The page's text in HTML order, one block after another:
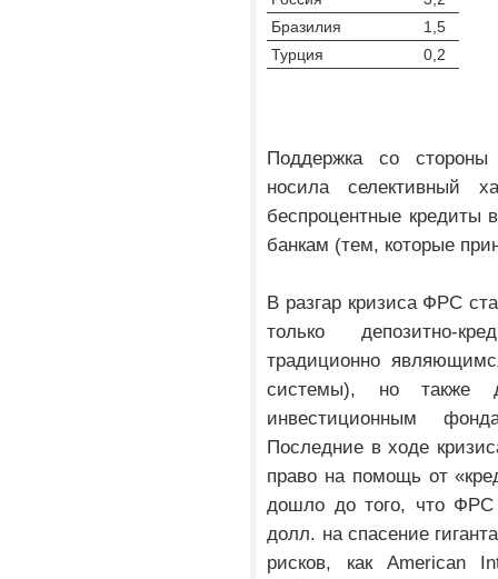
Бразилия
1,5
Турция
0,2
Поддержка со
носила селективный
беспроцентные
банкам (тем, которые
В разгар кризиса ФРС
только депозитно-
традиционно
системы), но также
инвестиционным
Последние в ходе
право на помощь от
дошло до того, что
долл. на спасение
рисков, как American